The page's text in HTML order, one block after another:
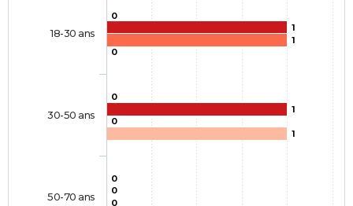
0
0
0
1
1
0
1
0
0
0
1
18-30 ans
30-50 ans
50-70 ans